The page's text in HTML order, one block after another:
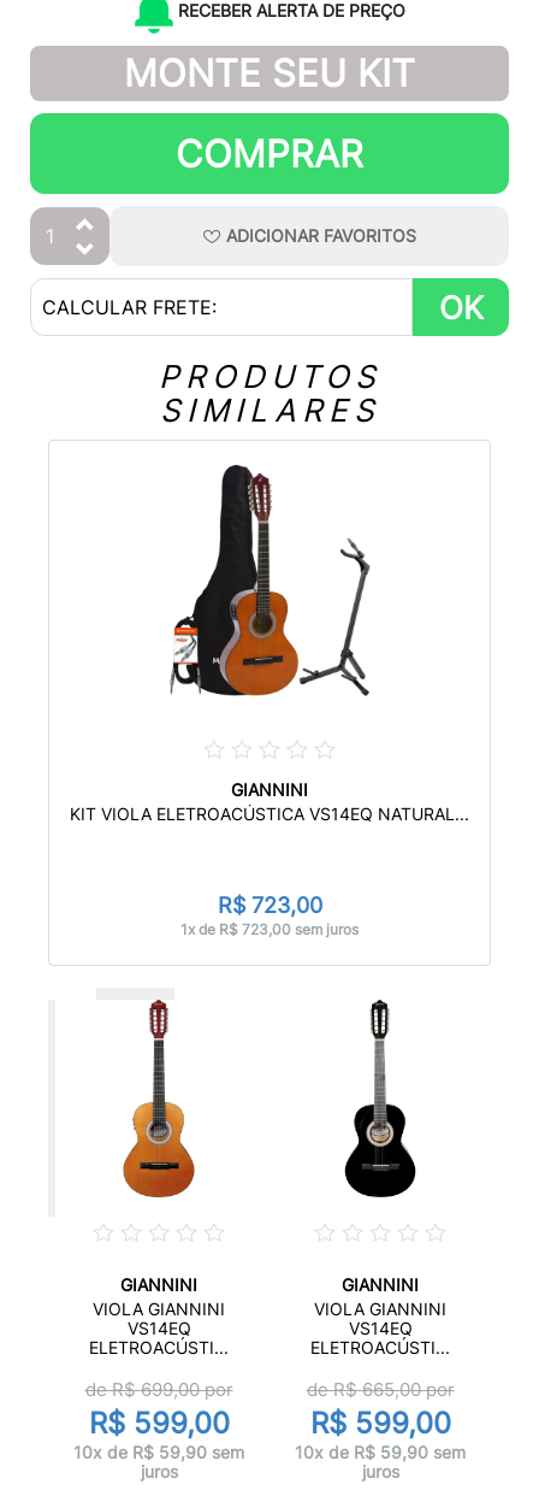
RECEBER ALERTA DE PREÇO
MONTE SEU KIT
COMPRAR
ADICIONAR FAVORITOS
OK
PRODUTOS
SIMILARES
GIANNINI
KIT VIOLA ELETROACÚSTICA VS14EQ NATURAL...
R$ 723,00
1x de R$ 723,00 sem juros
GIANNINI
VIOLA GIANNINI
VS14EQ
ELETROACÚSTI...
de R$699,00por
R$ 599,00
10x de R$ 59,90 sem
juros
GIANNINI
VIOLA GIANNINI
VS14EQ
ELETROACÚSTI...
de R$665,00por
R$ 599,00
10x de R$ 59,90 sem
juros